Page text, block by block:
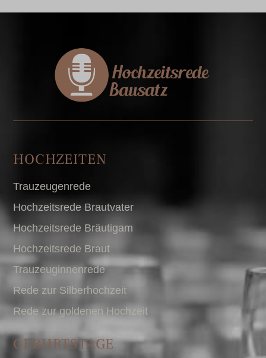
HOCHZEITEN
Trauzeugenrede
Hochzeitsrede Brautvater
Hochzeitsrede Bräutigam
Hochzeitsrede Braut
Trauzeuginnenrede
Rede zur Silberhochzeit
Rede zur goldenen Hochzeit
GEBURTSTAGE